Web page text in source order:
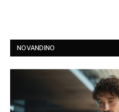
NOVANDINO